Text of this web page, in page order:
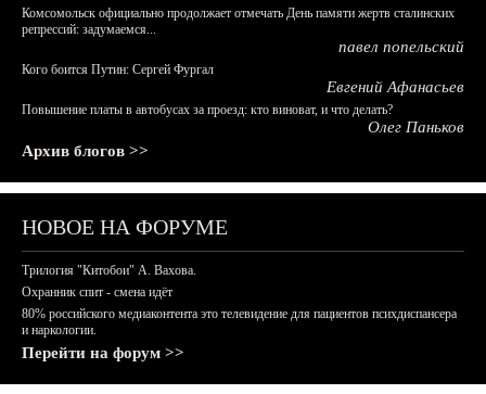
Комсомольск официально продолжает отмечать День памяти жертв сталинских
репрессий: задумаемся...
павел попельский
Кого боится Путин: Сергей Фургал
Евгений Афанасьев
Повышение платы в автобусах за проезд: кто виноват, и что делать?
Олег Паньков
Архив блогов >>
НОВОЕ НА ФОРУМЕ
Трилогия "Китобои" А. Вахова.
Охранник спит - смена идёт
80% российского медиаконтента это телевидение для пациентов психдиспансера
и наркологии.
Перейти на форум >>